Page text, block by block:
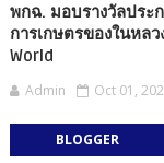
พกฉ. มอบรางวัลประ
การเกษตรของในหล
World
Admin Oct 01,
BLOGGER